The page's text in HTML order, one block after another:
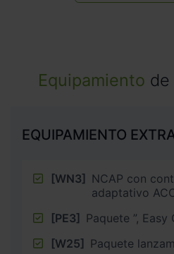
Equipamiento
EQUIPAMIENTO
[WN3] NCAP con
adaptativo
[PE3] Paquete ”, Easy
[W25] Paquete